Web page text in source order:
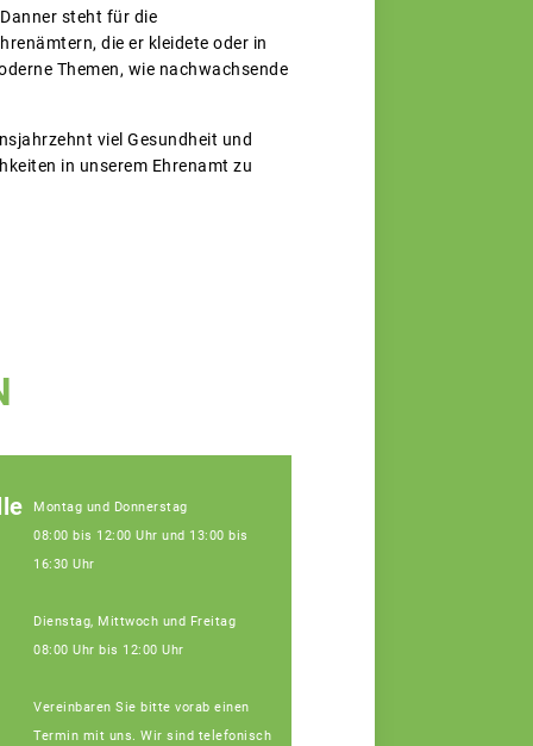
steht für die
die er kleidete oder in
Themen, wie nachwachsende
viel Gesundheit und
in unserem Ehrenamt zu
Montag und Donnerstag
08:00 bis 12:00 Uhr und 13:00 bis
16:30 Uhr
Dienstag, Mittwoch und Freitag
08:00 Uhr bis 12:00 Uhr
Vereinbaren Sie bitte vorab einen
Termin mit uns. Wir sind telefonisch